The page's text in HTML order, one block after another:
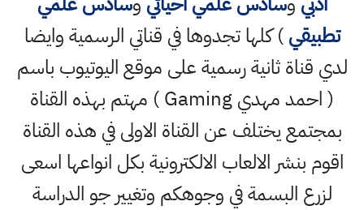
تطبيقي) كلها تجدوها في قناتي الرسمية وايضا
لدي قناة ثانية رسمية على موقع اليوتيوب باسم
( احمد مهدي Gaming ) مهتم بهذه القناة
بمجتمع يختلف عن القناة الاولى في هذه القناة
اقوم بنشر الالعاب الالكترونية بكل انواعها اسعى
لزرع البسمة في وجوهكم وتغيير جو الدراسة